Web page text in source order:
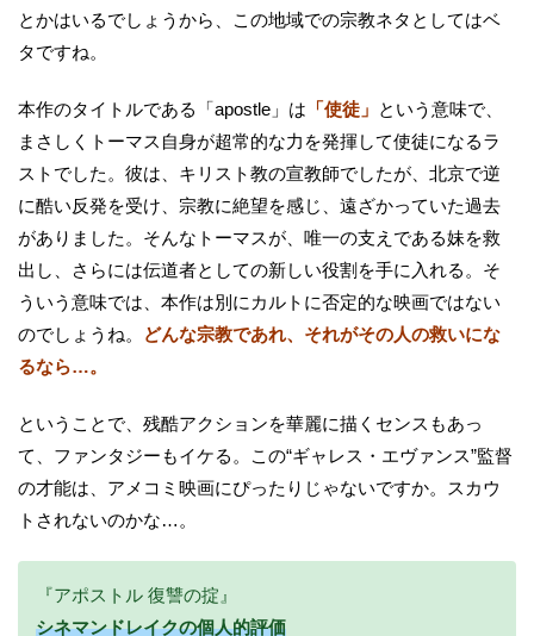
とかはいるでしょうから、この地域での宗教ネタとしてはベ
タですね。
本作のタイトルである「apostle」は 「使徒」 という意味で、
まさしくトーマス自身が超常的な力を発揮して使徒になるラ
ストでした。彼は、キリスト教の宣教師でしたが、北京で逆
に酷い反発を受け、宗教に絶望を感じ、遠ざかっていた過去
がありました。そんなトーマスが、唯一の支えである妹を救
出し、さらには伝道者としての新しい役割を手に入れる。そ
ういう意味では、本作は別にカルトに否定的な映画ではない
のでしょうね。
どんな宗教であれ、それがその人の救いにな
るなら…。
ということで、残酷アクションを華麗に描くセンスもあっ
て、ファンタジーもイケる。この“ギャレス・エヴァンス”監督
の才能は、アメコミ映画にぴったりじゃないですか。スカウ
トされないのかな…。
『アポストル 復讐の掟』
シネマンドレイクの個人的評価